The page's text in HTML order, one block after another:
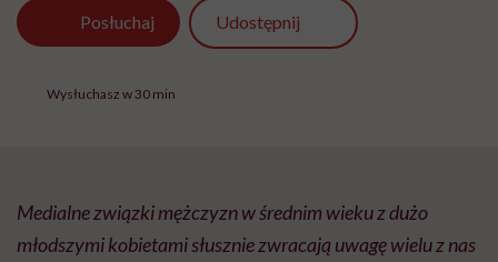
Posłuchaj Udostępnij
Wysłuchasz w 30 min
Medialne związki mężczyzn w średnim wieku z dużo
młodszymi kobietami słusznie zwracają uwagę wielu z nas